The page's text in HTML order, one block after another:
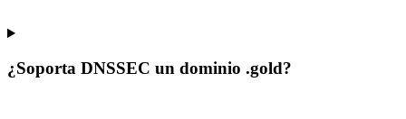
¿Soporta DNSSEC un dominio .gold?